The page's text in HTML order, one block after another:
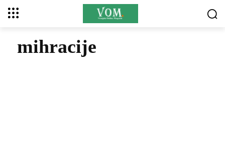
mihracije